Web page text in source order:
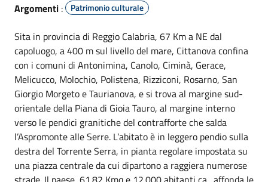
Argomenti : Patrimonio culturale
Sita in provincia di Reggio Calabria, 67 Km a NE dal
capoluogo, a 400 m sul livello del mare, Cittanova confina
con i comuni di Antonimina, Canolo, Ciminà, Gerace,
Melicucco, Molochio, Polistena, Rizziconi, Rosarno, San
Giorgio Morgeto e Taurianova, e si trova al margine sud-
orientale della Piana di Gioia Tauro, al margine interno
verso le pendici granitiche del contrafforte che salda
l’Aspromonte alle Serre. L’abitato è in leggero pendio sulla
destra del Torrente Serra, in pianta regolare impostata su
una piazza centrale da cui dipartono a raggiera numerose